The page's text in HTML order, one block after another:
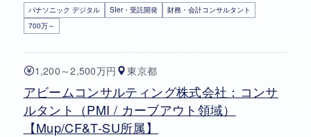
パナソニック デジタル SIer・受託開発
財務・会計コンサルタント
700万～
1,200～2,500万円 東京都
アビームコンサルティング株式会社：コンサ
ルタント（PMI / カーブアウト領域）
【Mup/CF&T-SU所属】